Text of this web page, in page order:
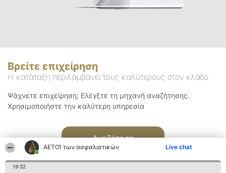
ΑΕΤΟΊ των ασφαλιστικών Live chat
19:32
Βρείτε επιχείρηση
Η κατάταξη περιλαμβάνει τους καλύτερους στον κλάδο
Ψάχνετε επιχείρηση; Ελέγξτε τη μηχανή αναζήτησης.
Χρησιμοποιήστε την καλύτερη υπηρεσία
Αναζήτηση